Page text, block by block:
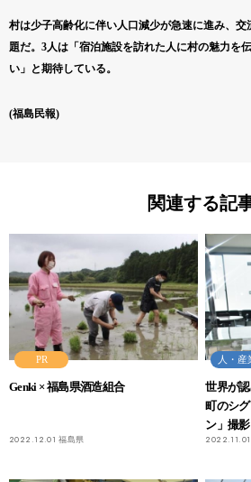
村は少子高齢化に伴い人口減少が急速に進み、
題だ。3人は「宿泊施設を訪れた人に村の魅力を
い」と期待している。
(福島民報)
関連する記
PR
Genki × 福島県酒造組合
2022.12.01 福島県
人・産
世界が
町のシ
ン」撮影
2022.11.01